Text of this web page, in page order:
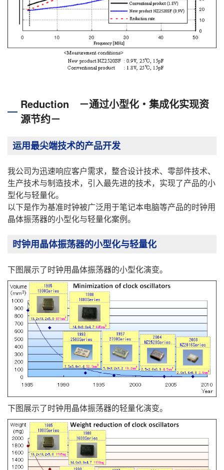
Reduction －通过小型化・集成化实现资
源节约－
运用最尖端技术的产品开发
我公司为迅速响应客户需求，整合设计技术、零部件技术、
生产技术与制造技术，引入最先进的技术，实现了产品的小
型化与轻量化。
以下是作为基准时钟被广泛用于笔记本电脑等产品的时钟用
晶体振荡器的小型化与轻量化案例。
时钟用晶体振荡器的小型化与轻量化
下图展示了时钟用晶体振荡器的小型化演变。
下图展示了时钟用晶体振荡器的轻量化演变。